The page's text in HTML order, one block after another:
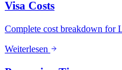
Visa Costs
Complete cost breakdown for
Weiterlesen